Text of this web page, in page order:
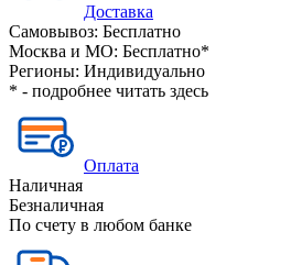
Доставка
Самовывоз: Бесплатно
Москва и МО: Бесплатно*
Регионы: Индивидуально
* - подробнее читать здесь
Оплата
Наличная
Безналичная
По счету в любом банке